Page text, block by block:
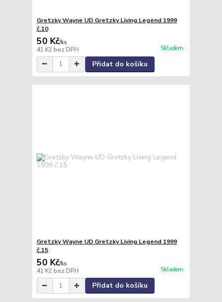
Gretzky Wayne UD Gretzky Living Legend 1999
č.10
50 Kč/ks
41 Kč bez DPH Skladem
Přidat do košíku
Gretzky Wayne UD Gretzky Living Legend 1999
č.15
50 Kč/ks
41 Kč bez DPH Skladem
Přidat do košíku